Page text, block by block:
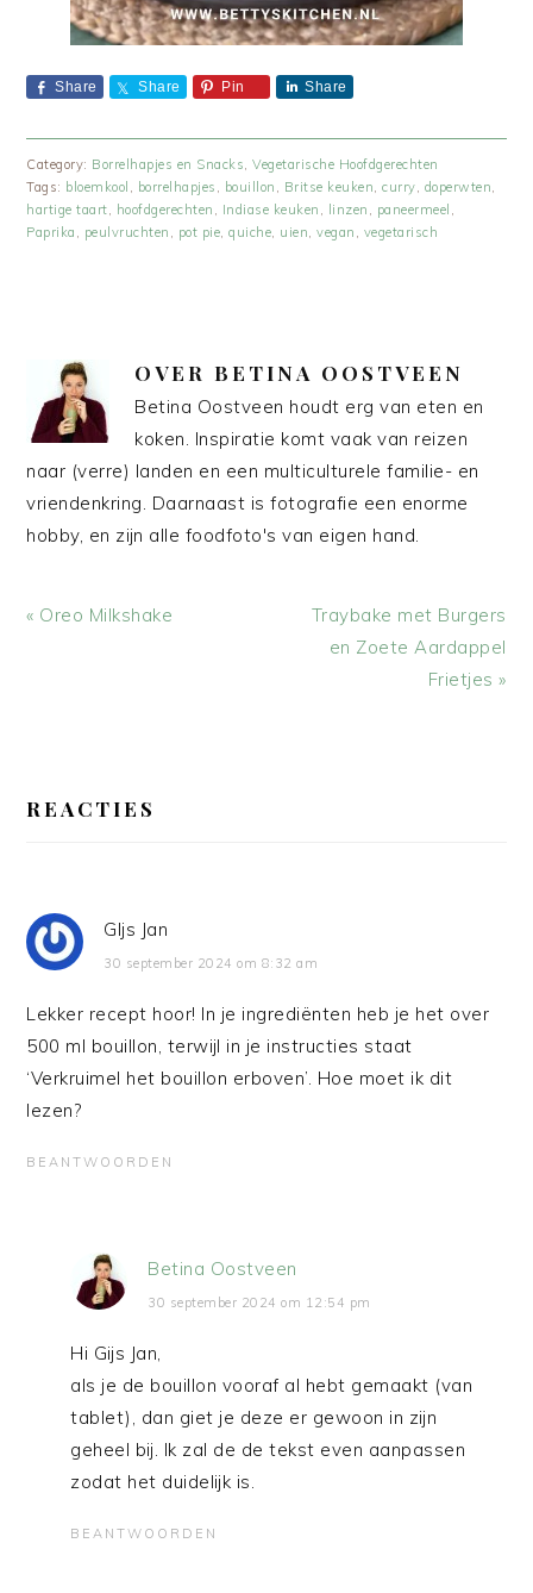
Share Share Pin Share
Category: Borrelhapjes en Snacks,Vegetarische Hoofdgerechten
Tags: bloemkool , borrelhapjes , bouillon , Britse keuken,curry, doperwten,
hartige taart, hoofdgerechten , Indiase keuken , linzen , paneermeel ,
Paprika , peulvruchten , pot pie,quiche, uien,vegan , vegetarisch
OVERBETINA OOSTVEEN
Betina Oostveen houdt erg van eten en
koken. Inspiratie komt vaak van reizen
naar (verre) landen en een multiculturele familie- en
vriendenkring. Daarnaast is fotografie een enorme
hobby, en zijn alle foodfoto's van eigen hand.
Vorig
« Oreo Milkshake
Volgend
bericht:
Traybake met Burgers
en Zoete Aardappel
Frietjes »
INTERACTIES
REACTIES
GIjs Jan
30 september 2024 om 8:32 am
Lekker recept hoor! In je ingrediënten heb je het over
500 ml bouillon, terwijl in je instructies staat
‘Verkruimel het bouillon erboven’. Hoe moet ik dit
lezen?
BEANTWOORDEN
Betina Oostveen
30 september 2024 om 12:54 pm
Hi Gijs Jan,
als je de bouillon vooraf al hebt gemaakt (van
tablet), dan giet je deze er gewoon in zijn
geheel bij. Ik zal de de tekst even aanpassen
zodat het duidelijk is.
BEANTWOORDEN